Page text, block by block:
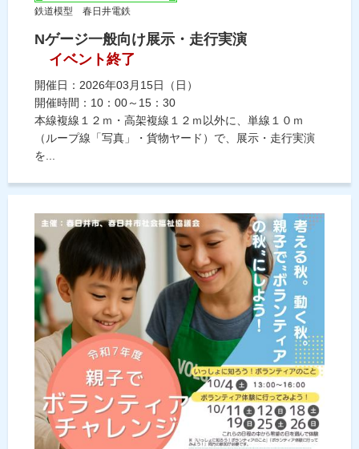
鉄道模型 春日井電鉄
Nゲージ一般向け展示・走行実演
イベント終了
開催日：2026年03月15日（日）
開催時間：10：00～15：30
本線複線１２ｍ・高架複線１２ｍ以外に、単線１０ｍ
（ループ線「写真」・貨物ヤード）で、展示・走行実演
を...